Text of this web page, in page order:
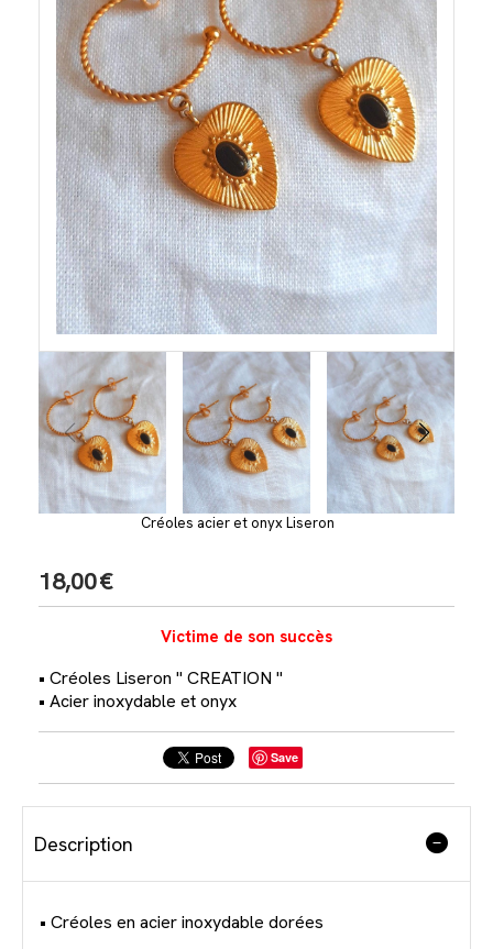
Créoles acier et onyx Liseron
18,00€
Victime de son succès
• Créoles Liseron " CREATION "
• Acier inoxydable et onyx
Save
Description
• Créoles en acier inoxydable dorées